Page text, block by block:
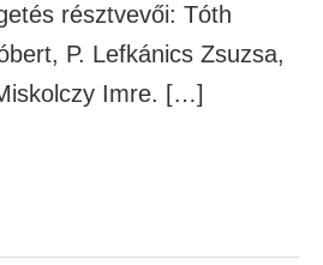
résztvevői: Tóth
P. Lefkánics Zsuzsa,
Imre. […]